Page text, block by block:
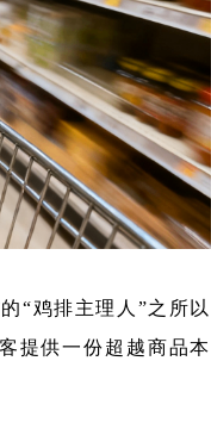
“鸡排主理人”之所以
提供一份超越商品本